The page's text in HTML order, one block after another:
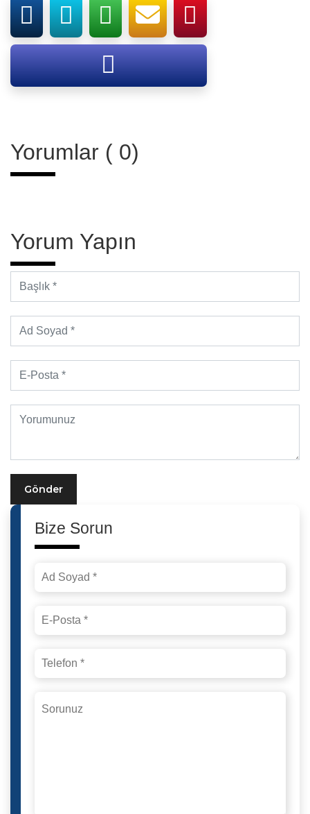
Yorumlar ( 0)
Yorum Yapın
Gönder
Bize Sorun